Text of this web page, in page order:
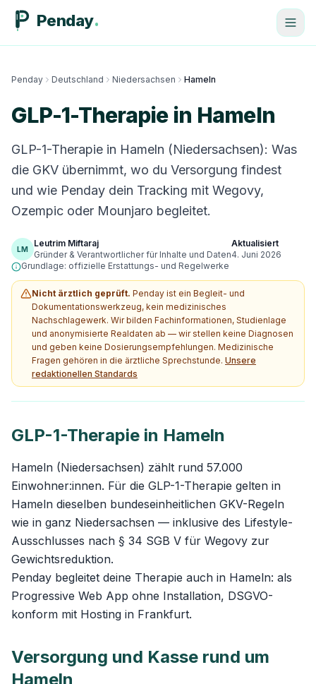
Penday
Penday Deutschland Niedersachsen Hameln
GLP-1-Therapie in Hameln
GLP-1-Therapie in Hameln (Niedersachsen): Was
die GKV übernimmt, wo du Versorgung findest
und wie Penday dein Tracking mit Wegovy,
Ozempic oder Mounjaro begleitet.
LM
Leutrim Miftaraj
Gründer & Verantwortlicher für Inhalte und Daten
Aktualisiert
4. Juni 2026
Grundlage: offizielle Erstattungs- und Regelwerke
Nicht ärztlich geprüft. Penday ist ein Begleit- und
Dokumentationswerkzeug, kein medizinisches
Nachschlagewerk. Wir bilden Fachinformationen, Studienlage
und anonymisierte Realdaten ab — wir stellen keine Diagnosen
und geben keine Dosierungsempfehlungen. Medizinische
Fragen gehören in die ärztliche Sprechstunde. Unsere
redaktionellen Standards
GLP-1-Therapie in Hameln
Hameln (Niedersachsen) zählt rund 57.000
Einwohner:innen. Für die GLP-1-Therapie gelten in
Hameln dieselben bundeseinheitlichen GKV-Regeln
wie in ganz Niedersachsen — inklusive des Lifestyle-
Ausschlusses nach § 34 SGB V für Wegovy zur
Gewichtsreduktion.
Penday begleitet deine Therapie auch in Hameln: als
Progressive Web App ohne Installation, DSGVO-
konform mit Hosting in Frankfurt.
Versorgung und Kasse rund um
Hameln